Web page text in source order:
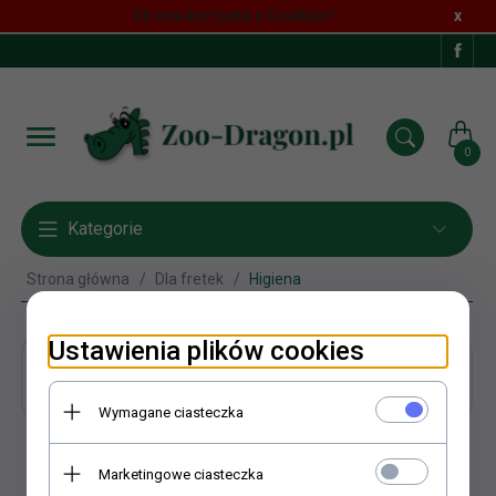
Strona korzysta z Cookies! x
0
Kategorie
Strona główna Dla fretek Higiena
Higiena
Ustawienia plików cookies
Wymagane ciasteczka
Marketingowe ciasteczka